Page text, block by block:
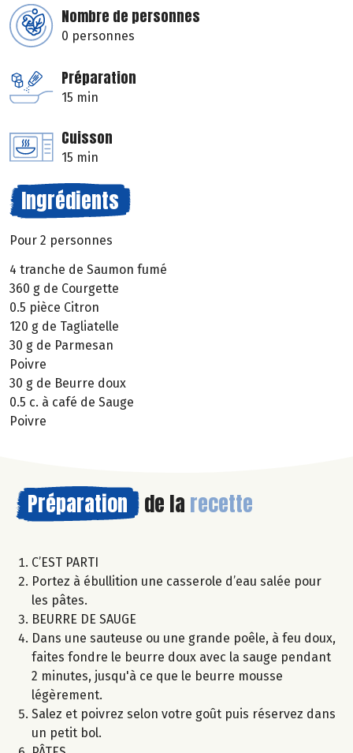
Nombre de personnes
0 personnes
Préparation
15 min
Cuisson
15 min
Ingrédients
Pour 2 personnes
4 tranche de Saumon fumé
360 g de Courgette
0.5 pièce Citron
120 g de Tagliatelle
30 g de Parmesan
Poivre
30 g de Beurre doux
0.5 c. à café de Sauge
Poivre
Préparation de la recette
C’EST PARTI
Portez à ébullition une casserole d’eau salée pour
les pâtes.
BEURRE DE SAUGE
Dans une sauteuse ou une grande poêle, à feu doux,
faites fondre le beurre doux avec la sauge pendant
2 minutes, jusqu'à ce que le beurre mousse
légèrement.
Salez et poivrez selon votre goût puis réservez dans
un petit bol.